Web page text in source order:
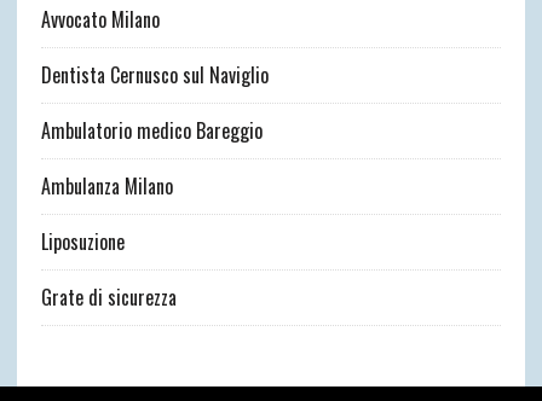
Avvocato Milano
Dentista Cernusco sul Naviglio
Ambulatorio medico Bareggio
Ambulanza Milano
Liposuzione
Grate di sicurezza